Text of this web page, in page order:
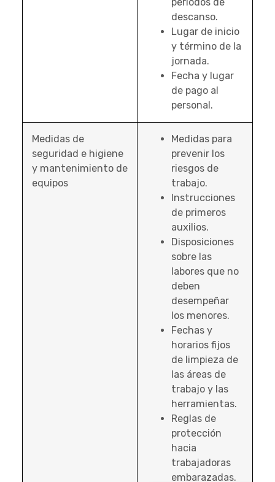
períodos de
descanso.
Lugar de inicio
y término de la
jornada.
Fecha y lugar
de pago al
personal.
Medidas de
seguridad e higiene
y mantenimiento de
equipos
Medidas para
prevenir los
riesgos de
trabajo.
Instrucciones
de primeros
auxilios.
Disposiciones
sobre las
labores que no
deben
desempeñar
los menores.
Fechas y
horarios fijos
de limpieza de
las áreas de
trabajo y las
herramientas.
Reglas de
protección
hacia
trabajadoras
embarazadas.